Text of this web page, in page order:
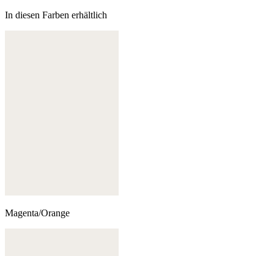
In diesen Farben erhältlich
Magenta/Orange